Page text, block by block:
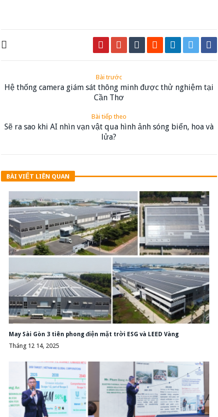
Bài trước
Hệ thống camera giám sát thông minh được thử nghiệm tại
Cần Thơ
Bài tiếp theo
Sẽ ra sao khi AI nhìn vạn vật qua hình ảnh sóng biển, hoa và
lửa?
BÀI VIẾT LIÊN QUAN
May Sài Gòn 3 tiên phong điện mặt trời ESG và LEED Vàng
Tháng 12 14, 2025